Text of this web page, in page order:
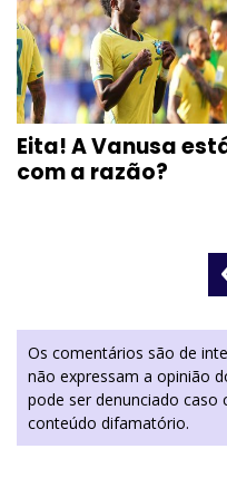
Eita! A Vanusa
com a razão?
Os comentários são de
não expressam a opinião
pode ser denunciado
conteúdo difamatório.